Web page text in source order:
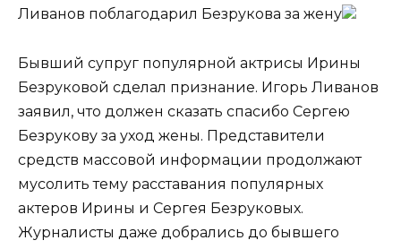
Ливанов поблагодарил Безрукова за жену
Бывший супруг популярной актрисы Ирины
Безруковой сделал признание. Игорь Ливанов
заявил, что должен сказать спасибо Сергею
Безрукову за уход жены. Представители
средств массовой информации продолжают
мусолить тему расставания популярных
актеров Ирины и Сергея Безруковых.
Журналисты даже добрались до бывшего